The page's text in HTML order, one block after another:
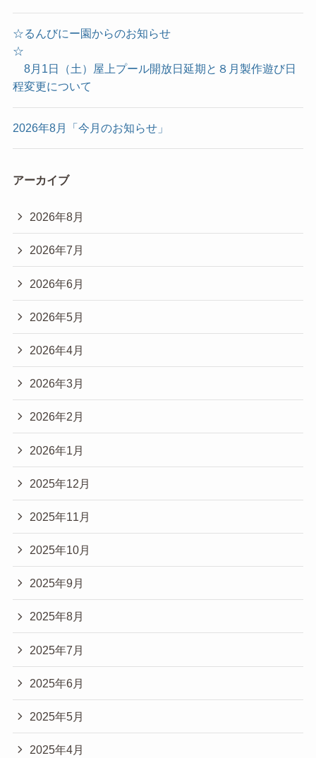
☆るんびにー園からのお知らせ
☆
8月1日（土）屋上プール開放日延期と８月製作遊び日
程変更について
2026年8月「今月のお知らせ」
アーカイブ
2026年8月
2026年7月
2026年6月
2026年5月
2026年4月
2026年3月
2026年2月
2026年1月
2025年12月
2025年11月
2025年10月
2025年9月
2025年8月
2025年7月
2025年6月
2025年5月
2025年4月